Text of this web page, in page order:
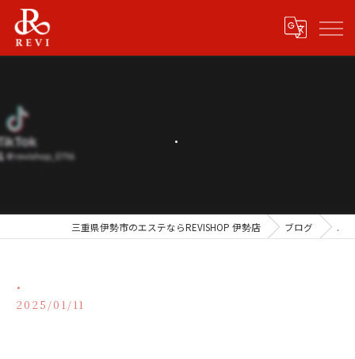
.
三重県伊勢市のエステならREVISHOP 伊勢店 ブログ .
.
2025/01/11